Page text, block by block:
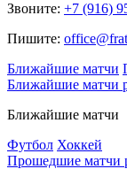
Звоните: +7 (916)
Пишите:
Ближайшие матчи
Ближайшие матчи
Ближайшие матчи
Футбол Хоккей
Прошедшие матчи